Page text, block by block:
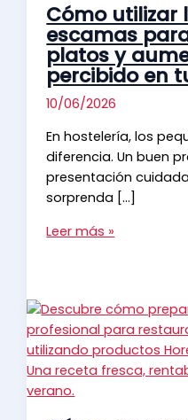
Cómo utilizar
escamas
platos y
percibido en
10/06/2026
En hostelería, los
diferencia. Un buen
presentación
sorprenda […]
Cómo
en
escamas
para
elevar
tus
platos
Leer más »